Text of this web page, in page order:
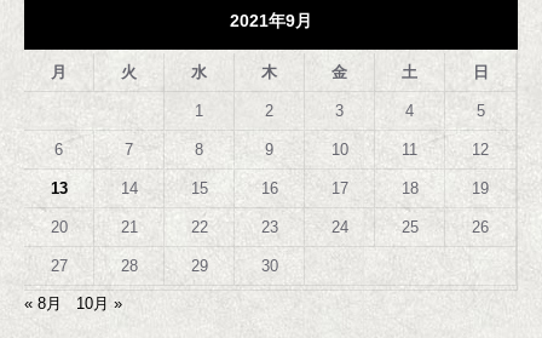
2021年9月
月 火 水 木 金 土 日
1 2 3 4 5
6 7 8 9 10 11 12
13 14 15 16 17 18 19
20 21 22 23 24 25 26
27 28 29 30
« 8月 10月 »